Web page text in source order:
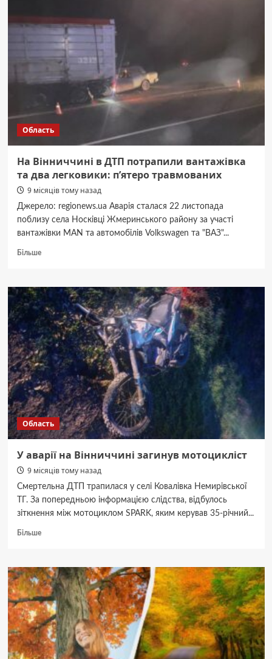
засідання
стратегічного
ВМТГ
Область
На Вінниччині в ДТП потрапили вантажівка
та два легковики: пʼятеро травмованих
9 місяців тому назад
Джерело: regionews.ua Аварія сталася 22 листопада
поблизу села Носківці Жмеринського району за участі
вантажівки MAN та автомобілів Volkswagen та "ВАЗ"...
БільшеДокладніше
Вінниччині
ДТП
потрапили
вантажівка
та
два
легковики:
пʼятеро
травмованих
Область
У аварії на Вінниччині загинув мотоцикліст
9 місяців тому назад
Смертельна ДТП трапилася у селі Ковалівка Немирівської
ТГ. За попередньою інформацією слідства, відбулось
зіткнення між мотоциклом SPARK, яким керував 35-річний...
БільшеДокладніше
аварії
на
Вінниччині
загинув
мотоцикліст